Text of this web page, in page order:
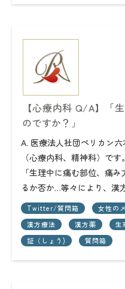
【心療内科 Q/A】「
のですか？」
A. 医療法人社団ペリカン
（心療内科、精神科）で
「生理中に痛む部位、痛
るか否か…等々により、漢
Twitter/質問箱 女性の
漢方療法
漢方薬 生
証（しょう)
質問箱